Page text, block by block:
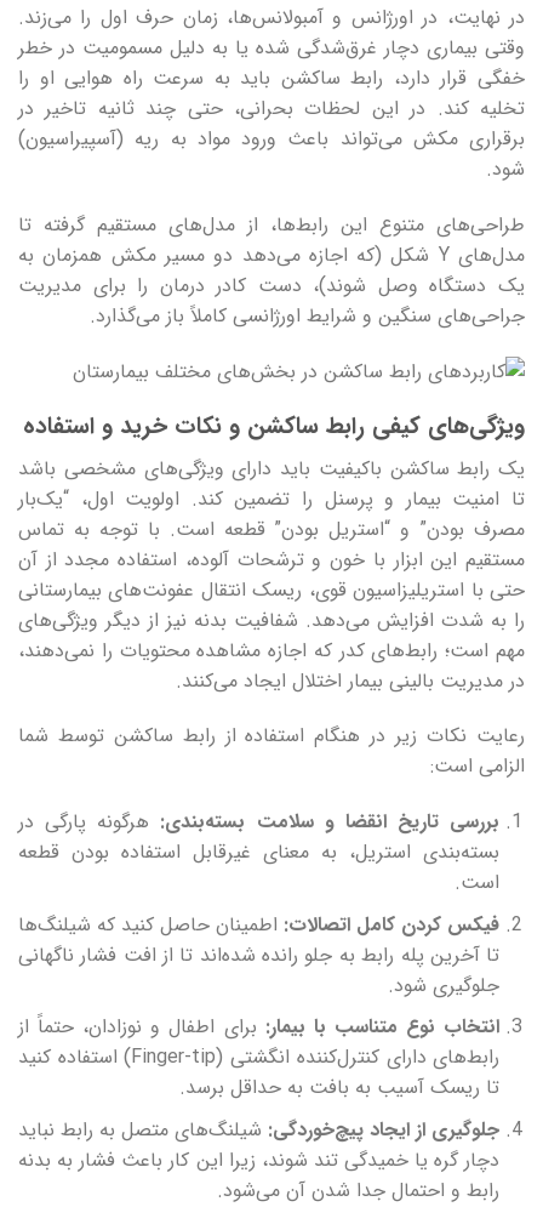
در نهایت، در اورژانس و آمبولانس‌ها، زمان حرف اول را می‌زند.
وقتی بیماری دچار غرق‌شدگی شده یا به دلیل مسمومیت در خطر
خفگی قرار دارد، رابط ساکشن باید به سرعت راه هوایی او را
تخلیه کند. در این لحظات بحرانی، حتی چند ثانیه تاخیر در
برقراری مکش می‌تواند باعث ورود مواد به ریه (آسپیراسیون)
شود.
طراحی‌های متنوع این رابط‌ها، از مدل‌های مستقیم گرفته تا
مدل‌های Y شکل (که اجازه می‌دهد دو مسیر مکش همزمان به
یک دستگاه وصل شوند)، دست کادر درمان را برای مدیریت
جراحی‌های سنگین و شرایط اورژانسی کاملاً باز می‌گذارد.
ویژگی‌های کیفی رابط ساکشن و نکات خرید و استفاده
یک رابط ساکشن باکیفیت باید دارای ویژگی‌های مشخصی باشد
تا امنیت بیمار و پرسنل را تضمین کند. اولویت اول، “یک‌بار
مصرف بودن” و “استریل بودن” قطعه است. با توجه به تماس
مستقیم این ابزار با خون و ترشحات آلوده، استفاده مجدد از آن
حتی با استریلیزاسیون قوی، ریسک انتقال عفونت‌های بیمارستانی
را به شدت افزایش می‌دهد. شفافیت بدنه نیز از دیگر ویژگی‌های
مهم است؛ رابط‌های کدر که اجازه مشاهده محتویات را نمی‌دهند،
در مدیریت بالینی بیمار اختلال ایجاد می‌کنند.
رعایت نکات زیر در هنگام استفاده از رابط ساکشن توسط شما
الزامی است:
بررسی تاریخ انقضا و سلامت بسته‌بندی: هرگونه پارگی در
بسته‌بندی استریل، به معنای غیرقابل استفاده بودن قطعه
است.
فیکس کردن کامل اتصالات: اطمینان حاصل کنید که شیلنگ‌ها
تا آخرین پله رابط به جلو رانده شده‌اند تا از افت فشار ناگهانی
جلوگیری شود.
انتخاب نوع متناسب با بیمار: برای اطفال و نوزادان، حتماً از
رابط‌های دارای کنترل‌کننده انگشتی (Finger-tip) استفاده کنید
تا ریسک آسیب به بافت به حداقل برسد.
جلوگیری از ایجاد پیچ‌خوردگی: شیلنگ‌های متصل به رابط نباید
دچار گره یا خمیدگی تند شوند، زیرا این کار باعث فشار به بدنه
رابط و احتمال جدا شدن آن می‌شود.